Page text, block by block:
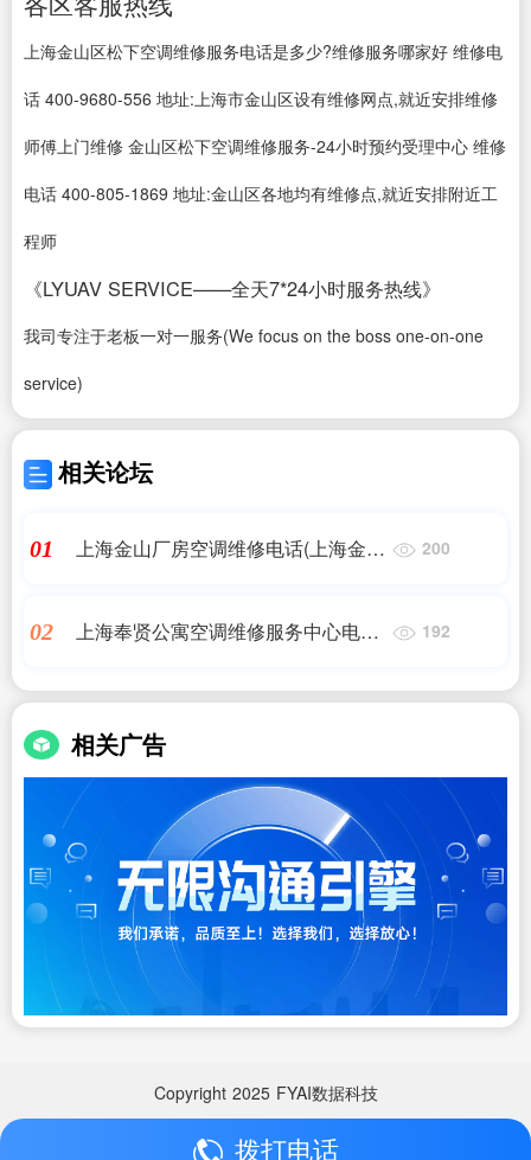
上海金山区松下空调维修服务电话是多少?维修服务哪家好 维修电
话 400-9680-556 地址:上海市金山区设有维修网点,就近安排维修
师傅上门维修 金山区松下空调维修服务-24小时预约受理中心 维修
电话 400-805-1869 地址:金山区各地均有维修点,就近安排附近工
程师
《LYUAV SERVICE——全天7*24小时服务热线》
我司专注于老板一对一服务(We focus on the boss one-on-one
service)
相关论坛
01
上海金山厂房空调维修电话(上海金山
200
02
上海奉贤公寓空调维修服务中心电话
点)售后服务中心,24小时维修电话
192
相关广告
Copyright 2025 FYAI数据科技
拨打电话
Copyright 2025 FYAI数据科技